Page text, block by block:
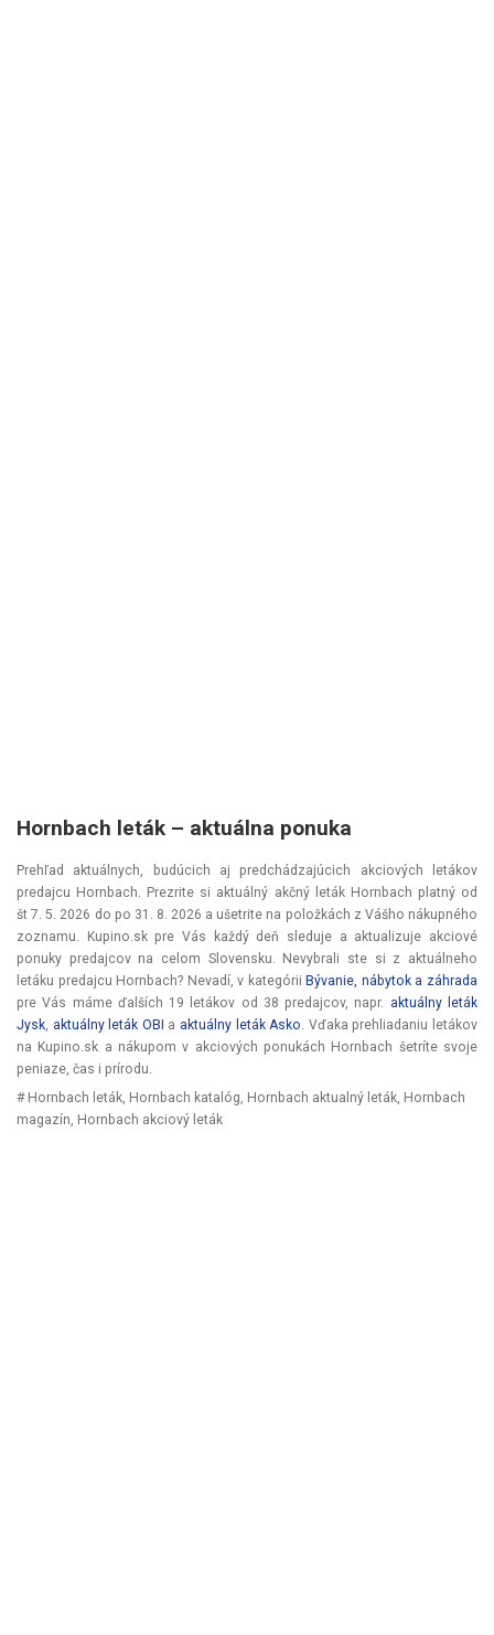
Hornbach leták – aktuálna ponuka
Prehľad aktuálnych, budúcich aj predchádzajúcich akciových letákov
predajcu Hornbach. Prezrite si aktuálný akčný leták Hornbach platný od
št 7. 5. 2026 do po 31. 8. 2026 a ušetrite na položkách z Vášho nákupného
zoznamu. Kupino.sk pre Vás každý deň sleduje a aktualizuje akciové
ponuky predajcov na celom Slovensku. Nevybrali ste si z aktuálneho
letáku predajcu Hornbach? Nevadí, v kategórii Bývanie, nábytok a záhrada
pre Vás máme ďalších 19 letákov od 38 predajcov, napr. aktuálny leták
Jysk, aktuálny leták OBI a aktuálny leták Asko. Vďaka prehliadaniu letákov
na Kupino.sk a nákupom v akciových ponukách Hornbach šetríte svoje
peniaze, čas i prírodu.
# Hornbach leták, Hornbach katalóg, Hornbach aktualný leták, Hornbach
magazín, Hornbach akciový leták